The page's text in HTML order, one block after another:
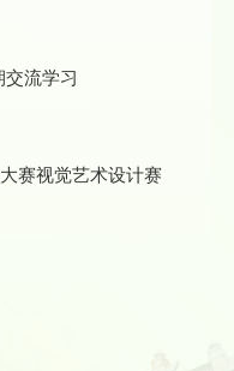
流学习
赛视觉艺术设计赛